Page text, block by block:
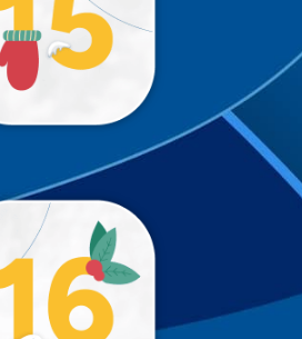
Trop tôt 😉
!